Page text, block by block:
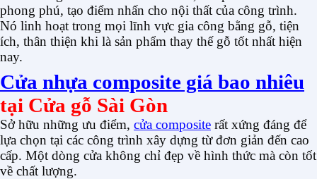
phong phú, tạo điểm nhấn cho nội thất của công trình.
Nó linh hoạt trong mọi lĩnh vực gia công bằng gỗ, tiện
ích, thân thiện khi là sản phẩm thay thế gỗ tốt nhất hiện
nay.
Cửa nhựa composite giá bao nhiêu
tại Cửa gỗ Sài Gòn
Sở hữu những ưu điểm, cửa composite rất xứng đáng để
lựa chọn tại các công trình xây dựng từ đơn giản đến cao
cấp. Một dòng cửa không chỉ đẹp về hình thức mà còn tốt
về chất lượng.